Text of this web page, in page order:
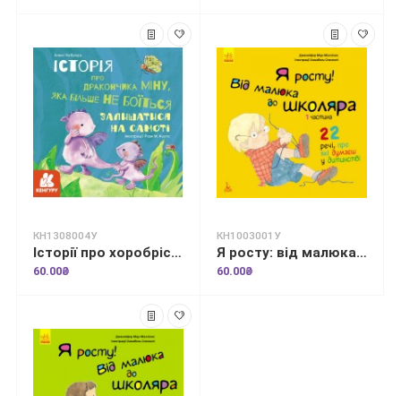
КН1308004У
Історії про хоробрість. Міну, яка більше не боїться залишатися на самоті
60.00₴
КН1003001У
Я росту: від малюка до школяра. Частина 1
60.00₴